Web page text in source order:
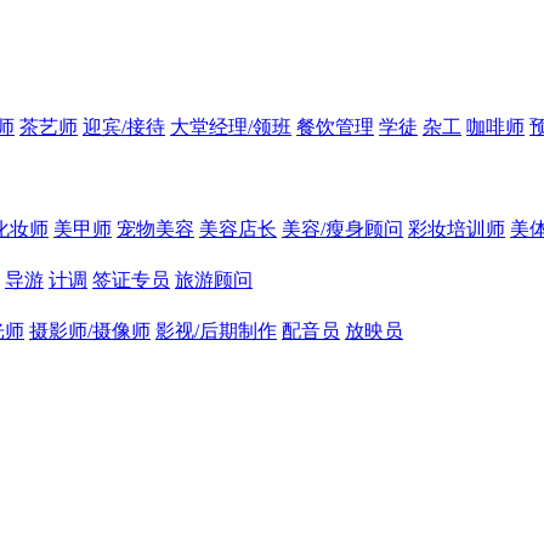
茶艺师 迎宾/接待 大堂经理/领班 餐饮管理 学徒 杂工 咖啡师
妆师 美甲师 宠物美容 美容店长 美容/瘦身顾问 彩妆培训师 美
导游 计调 签证专员 旅游顾问
师 摄影师/摄像师 影视/后期制作 配音员 放映员